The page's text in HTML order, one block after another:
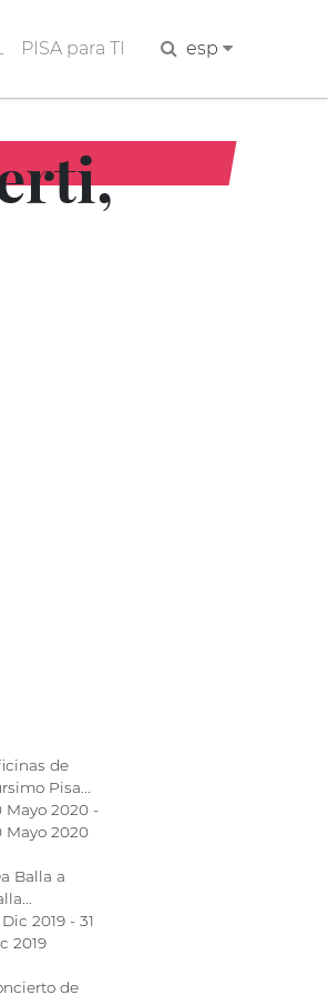
PISA para TI Buscaresp
de
Pisa...
Mayo 2020 -
Mayo 2020
Balla a
Dic 2019 - 31
2019
de